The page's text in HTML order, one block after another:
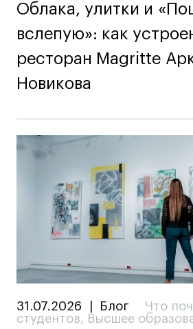
Облака, улитки и
вслепую»: как
ресторан Magritte
Новикова
31.07.2026 Блог Что
студентов, Высшее